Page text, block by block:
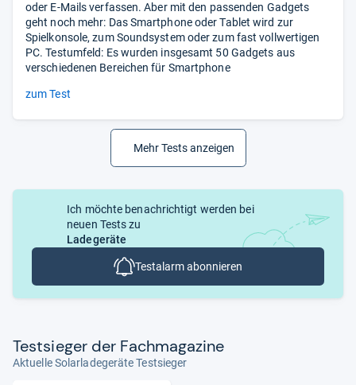
oder E-Mails verfassen. Aber mit den passenden Gadgets
geht noch mehr: Das Smartphone oder Tablet wird zur
Spielkonsole, zum Soundsystem oder zum fast vollwertigen
PC. Testumfeld: Es wurden insgesamt 50 Gadgets aus
verschiedenen Bereichen für Smartphone
zum Test
Mehr Tests anzeigen
Ich möchte benachrichtigt werden bei
neuen Tests zu
Ladegeräte
Testalarm abonnieren
Test­sie­ger der Fach­ma­ga­zine
Aktuelle Solarladegeräte Testsieger